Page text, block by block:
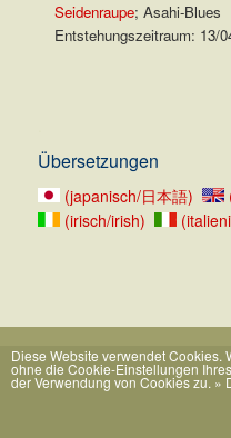
Seidenraupe; Asahi-Blues
Entstehungszeitraum: 13/
Übersetzungen
(japanisch/日本語)
(irisch/irish)
Diese Website verwendet Cookies.
ohne die Cookie-Einstellungen
der Verwendung von Cookies zu. »